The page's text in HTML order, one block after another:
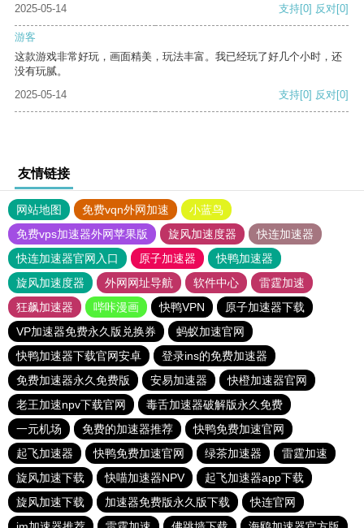
2025-05-14
支持[0] 反对[0]
游客
这款游戏非常好玩，画面精美，玩法丰富。我已经玩了好几个小时，还
没有玩腻。
2025-05-14
支持[0] 反对[0]
友情链接
网站地图 免费vqn外网加速
小蓝鸟
免费vps加速器外网苹果版
旋风加速度器
快连加速器
快连加速器官网入口
原子加速器
快鸭加速器
旋风加速度器
外网网址导航 软件中心
雷霆加速
狂飙加速器
哔咔漫画 快鸭VPN
原子加速器下载
VP加速器免费永久版兑换券
蚂蚁加速官网
快鸭加速器下载官网安卓
登录ins的免费加速器
免费加速器永久免费版
安易加速器
快橙加速器官网
老王加速npv下载官网
毒舌加速器破解版永久免费
一元机场
免费的加速器推荐
快鸭免费加速官网
起飞加速器
快鸭免费加速官网 绿茶加速器
雷霆加速
旋风加速下载
快喵加速器NPV
起飞加速器app下载
旋风加速下载
加速器免费版永久版下载
快连官网